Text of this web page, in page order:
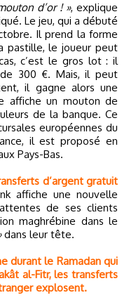
d’or ! », explique
Le jeu, qui a débuté
Il prend la forme
pastille, le joueur peut
c’est le gros lot : il
300 €. Mais, il peut
il gagne alors une
affiche un mouton de
de la banque. Ce
européennes du
il est proposé en
Pays-Bas.
d’argent gratuit
affiche une nouvelle
de ses clients
maghrébine dans le
dans leur tête.
durant le Ramadan qui
al-Fitr, les transferts
explosent.